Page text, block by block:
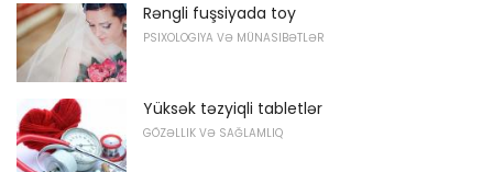
Rəngli fuşsiyada toy
PSIXOLOGIYA VƏ MÜNASIBƏTLƏR
Yüksək təzyiqli tabletlər
GÖZƏLLIK VƏ SAĞLAMLIQ